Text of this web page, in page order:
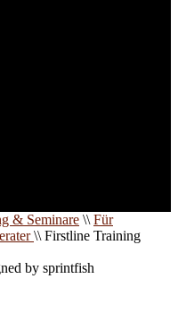
& Seminare \\ Für
\\ Firstline Training
by sprintfish